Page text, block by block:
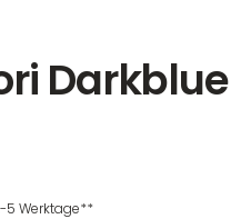
Darkblue
5 Werktage**